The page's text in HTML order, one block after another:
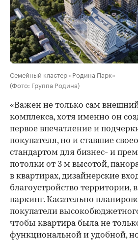
Семейный кластер «Родина Парк»
(Фото: Группа Родина)
«Важен не только сам
комплекса, хотя именно он
первое впечатление и
покупателя, но и ставшие
стандартом для бизнес- и
потолки от 3 м высотой,
в квартирах, дизайнерские
благоустройство территории,
паркинг. Касательно
покупатели
чтобы квартира была не
функциональной и удобной,